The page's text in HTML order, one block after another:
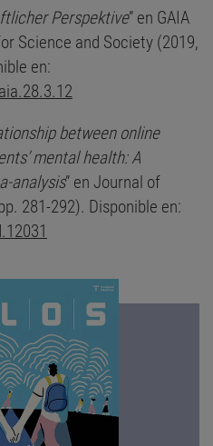
Perspektive” en GAIA
Science and Society (2019,
en:
between online
mental health: A
analysis” en Journal of
281-292). Disponible en: